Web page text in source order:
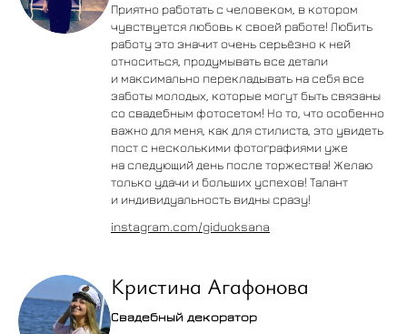
Приятно работать с человеком, в котором
чувствуется любовь к своей работе! Любить
работу это значит очень серьёзно к ней
относиться, продумывать все детали
и максимально перекладывать на себя все
заботы молодых, которые могут быть связаны
со свадебным фотосетом! Но то, что особенно
важно для меня, как для стилиста, это увидеть
пост с несколькими фотографиями уже
на следующий день после торжества! Желаю
только удачи и больших успехов! Талант
и индивидуальность видны сразу!
instagram.com/giduoksana
Кристина Агафонова
Свадебный декоратор